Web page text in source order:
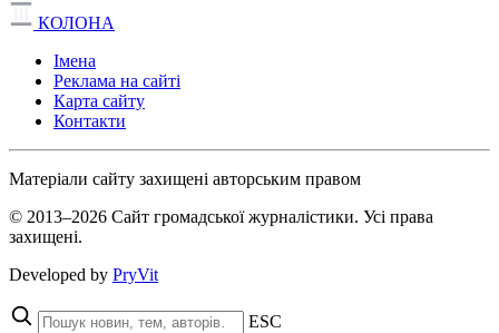
КОЛОНА
Імена
Реклама на сайті
Карта сайту
Контакти
Матеріали сайту захищені авторським правом
© 2013–2026 Сайт громадської журналістики. Усі права
захищені.
Developed by PryVit
ESC